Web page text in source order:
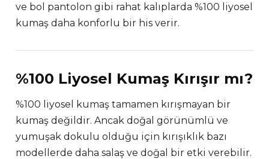
ve bol pantolon gibi rahat kalıplarda %100 liyosel
kumaş daha konforlu bir his verir.
%100 Liyosel Kumaş Kırışır mı?
%100 liyosel kumaş tamamen kırışmayan bir
kumaş değildir. Ancak doğal görünümlü ve
yumuşak dokulu olduğu için kırışıklık bazı
modellerde daha salaş ve doğal bir etki verebilir.